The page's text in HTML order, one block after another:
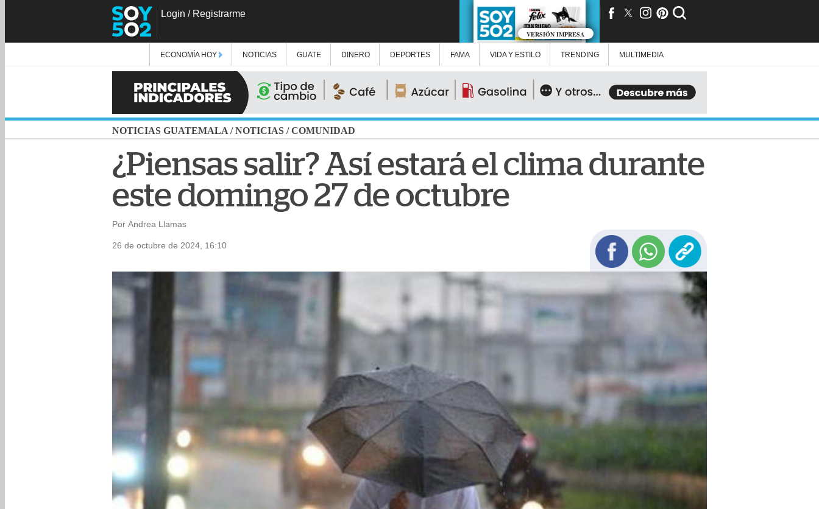
Login / Registrarme
VERSIÓN IMPRESA
ECONOMÍA HOY NOTICIAS GUATE DINERO DEPORTES FAMA VIDA Y ESTILO TRENDING MULTIMEDIA
NOTICIAS GUATEMALA /NOTICIAS /COMUNIDAD
¿Piensas salir? Así estará el clima durante
este domingo 27 de octubre
Por Andrea Llamas
26 de octubre de 2024, 16:10